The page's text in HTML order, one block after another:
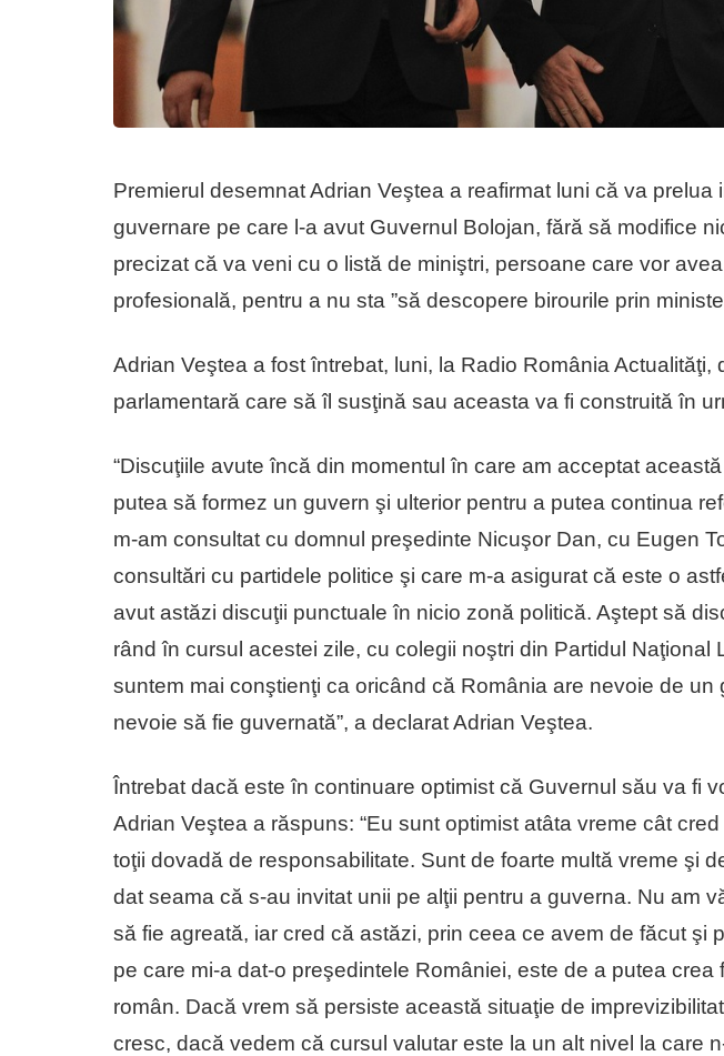
Premierul desemnat Adrian Veştea a reafirmat luni că va prelua
guvernare pe care l-a avut Guvernul Bolojan, fără să modifice
precizat că va veni cu o listă de miniştri, persoane care vor
profesională, pentru a nu sta ”să descopere birourile prin
Adrian Veştea a fost întrebat, luni, la Radio România Actualităţi,
parlamentară care să îl susţină sau aceasta va fi construită în
“Discuţiile avute încă din momentul în care am acceptat
putea să formez un guvern şi ulterior pentru a putea continua
m-am consultat cu domnul preşedinte Nicuşor Dan, cu Eugen
consultări cu partidele politice şi care m-a asigurat că este o
avut astăzi discuţii punctuale în nicio zonă politică. Aştept să
rând în cursul acestei zile, cu colegii noştri din Partidul Naţional
suntem mai conştienţi ca oricând că România are nevoie de un
nevoie să fie guvernată”, a declarat Adrian Veştea.
Întrebat dacă este în continuare optimist că Guvernul său va fi
Adrian Veştea a răspuns: “Eu sunt optimist atâta vreme cât
toţii dovadă de responsabilitate. Sunt de foarte multă vreme şi
dat seama că s-au invitat unii pe alţii pentru a guverna. Nu am
să fie agreată, iar cred că astăzi, prin ceea ce avem de făcut şi
pe care mi-a dat-o preşedintele României, este de a putea crea
român. Dacă vrem să persiste această situaţie de
cresc, dacă vedem că cursul valutar este la un alt nivel la care